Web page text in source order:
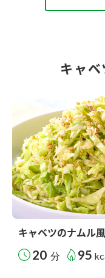
キャ
キャベツのナムル
20 分 95